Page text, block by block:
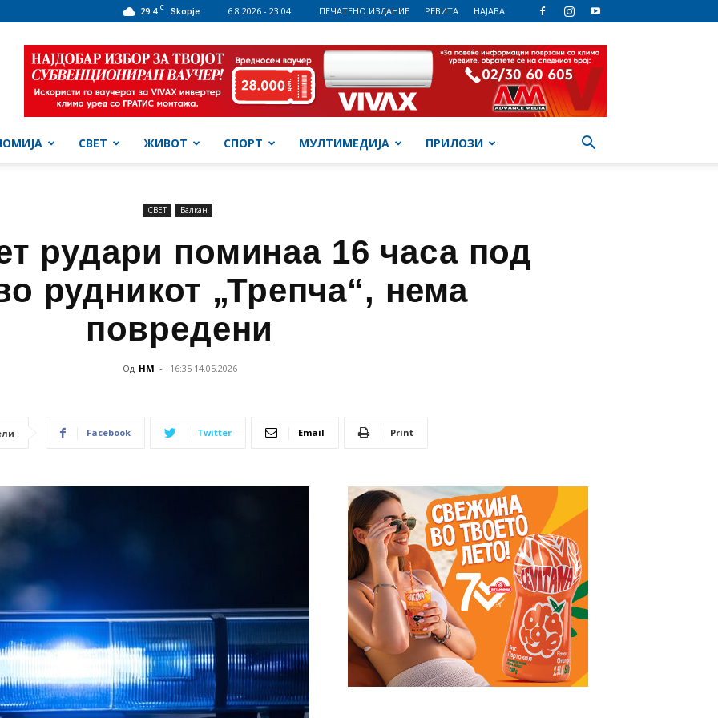
29.4 C Skopje 6.8.2026 - 23:04 ПЕЧАТЕНО ИЗДАНИЕ РЕВИТА НАЈАВА
СВЕТ ЖИВОТ СПОРТ МУЛТИМЕДИЈА ПРИЛОЗИ
СВЕТ Балкан
рудари поминаа 16 часа под
рудникот „Трепча“, нема
повредени
Од НМ - 16:35 14.05.2026
Facebook Twitter Email Print